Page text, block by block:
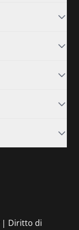
| Diritto di